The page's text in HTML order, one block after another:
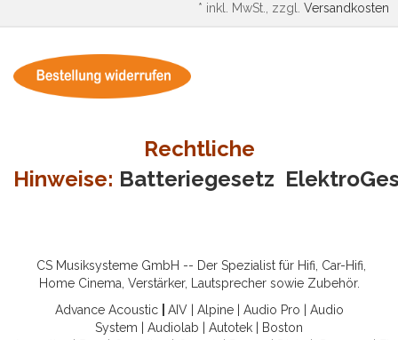
* inkl. MwSt., zzgl. Versandkosten
Rechtliche
Hinweise: Batteriegesetz
CS Musiksysteme GmbH -- Der Spezialist für Hifi, Car-Hifi,
Home Cinema, Verstärker, Lautsprecher sowie Zubehör.
Advance Acoustic
AIV| Alpine| Audio Pro
Audio
System
Audiolab Autotek
Boston